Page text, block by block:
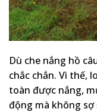
Dù che nắng hồ
chắc chắn. Vì thế,
toàn được nắng,
động mà không